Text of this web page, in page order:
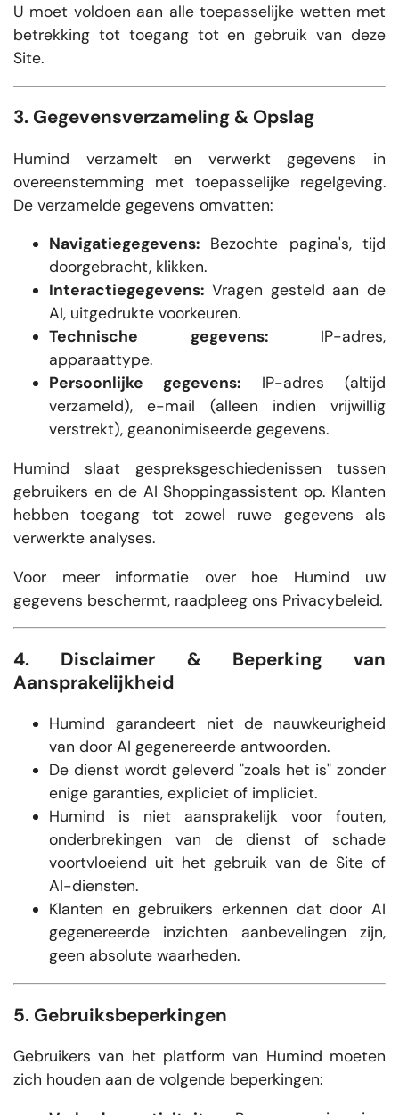
U moet voldoen aan alle toepasselijke wetten met
betrekking tot toegang tot en gebruik van deze
Site.
3. Gegevensverzameling & Opslag
Humind verzamelt en verwerkt gegevens in
overeenstemming met toepasselijke regelgeving.
De verzamelde gegevens omvatten:
Navigatiegegevens: Bezochte pagina's, tijd
doorgebracht, klikken.
Interactiegegevens: Vragen gesteld aan de
AI, uitgedrukte voorkeuren.
Technische gegevens:IP-adres,
apparaattype.
Persoonlijke gegevens: IP-adres (altijd
verzameld), e-mail (alleen indien vrijwillig
verstrekt), geanonimiseerde gegevens.
Humind slaat gespreksgeschiedenissen tussen
gebruikers en de AI Shoppingassistent op. Klanten
hebben toegang tot zowel ruwe gegevens als
verwerkte analyses.
Voor meer informatie over hoe Humind uw
gegevens beschermt, raadpleeg ons Privacybeleid.
4. Disclaimer & Beperking van
Aansprakelijkheid
Humind garandeert niet de nauwkeurigheid
van door AI gegenereerde antwoorden.
De dienst wordt geleverd "zoals het is" zonder
enige garanties, expliciet of impliciet.
Humind is niet aansprakelijk voor fouten,
onderbrekingen van de dienst of schade
voortvloeiend uit het gebruik van de Site of
AI-diensten.
Klanten en gebruikers erkennen dat door AI
gegenereerde inzichten aanbevelingen zijn,
geen absolute waarheden.
5. Gebruiksbeperkingen
Gebruikers van het platform van Humind moeten
zich houden aan de volgende beperkingen: